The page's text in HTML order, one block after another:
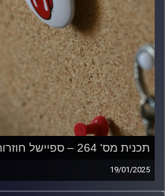
תכנית מס' 264 – ספיישל חוזרות הביתה
19/01/2025
קלאסיקות רוק עם אורן הוף